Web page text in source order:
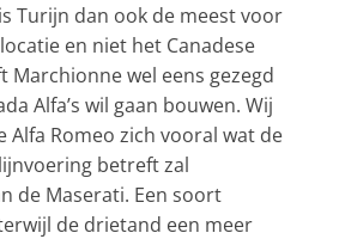
Turijn dan ook de meest voor
en niet het Canadese
Marchionne wel eens gezegd
Alfa’s wil gaan bouwen. Wij
Alfa Romeo zich vooral wat de
betreft zal
de Maserati. Een soort
de drietand een meer